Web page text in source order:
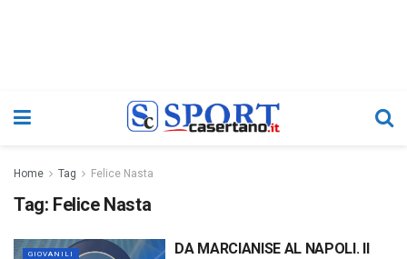
Home Tag Felice Nasta
Tag: Felice Nasta
GIOVANILI
DA MARCIANISE AL NAPOLI. Il